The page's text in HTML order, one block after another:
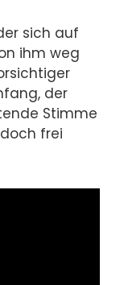
sich auf
ihm weg
der
Stimme
frei